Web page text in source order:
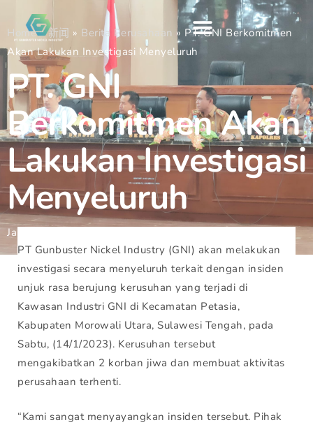
Home»新闻 » Berita Perusahaan » PT. GNI Berkomitmen
Akan Lakukan Investigasi Menyeluruh
PT. GNI
Berkomitmen Akan
Lakukan Investigasi
Menyeluruh
January 24, 2023
PT Gunbuster Nickel Industry (GNI) akan melakukan
investigasi secara menyeluruh terkait dengan insiden
unjuk rasa berujung kerusuhan yang terjadi di
Kawasan Industri GNI di Kecamatan Petasia,
Kabupaten Morowali Utara, Sulawesi Tengah, pada
Sabtu, (14/1/2023). Kerusuhan tersebut
mengakibatkan 2 korban jiwa dan membuat aktivitas
perusahaan terhenti.
“Kami sangat menyayangkan insiden tersebut. Pihak